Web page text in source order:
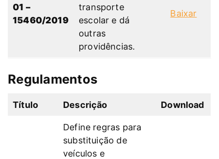
01 –
15460/2019
transporte
escolar e dá
outras
providências.
Baixar
Regulamentos
Título Descrição Download
Define regras para
substituição de
veículos e